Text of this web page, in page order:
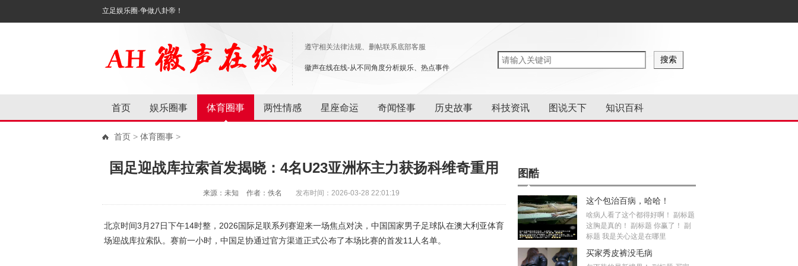
立足娱乐圈·争做八卦帝！
遵守相关法律法规、删帖联系底部客服
徽声在线在线-从不同角度分析娱乐、热点事件
首页 娱乐圈事 体育圈事 两性情感 星座命运 奇闻怪事 历史故事 科技资讯 图说天下 知识百科
首页 > 体育圈事 >
国足迎战库拉索首发揭晓：4名U23亚洲杯主力获扬科维奇重用
来源：未知 作者：佚名 发布时间：2026-03-28 22:01:19
北京时间3月27日下午14时整，2026国际足联系列赛迎来一场焦点对决，中国国家男子足球队在澳大利亚体育
场迎战库拉索队。赛前一小时，中国足协通过官方渠道正式公布了本场比赛的首发11人名单。
图酷
这个包治百病，哈哈！
啥病人看了这个都得好啊！ 副标题
这胸是真的！ 副标题 你赢了！ 副
标题 我是关心这是在哪里
买家秀皮裤没毛病